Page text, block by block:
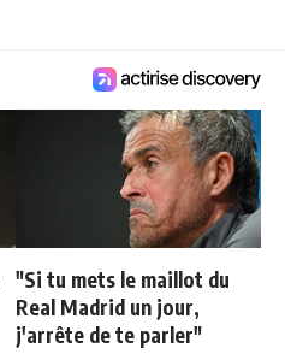
"Si tu mets le maillot du
Real Madrid un jour,
j'arrête de te parler"